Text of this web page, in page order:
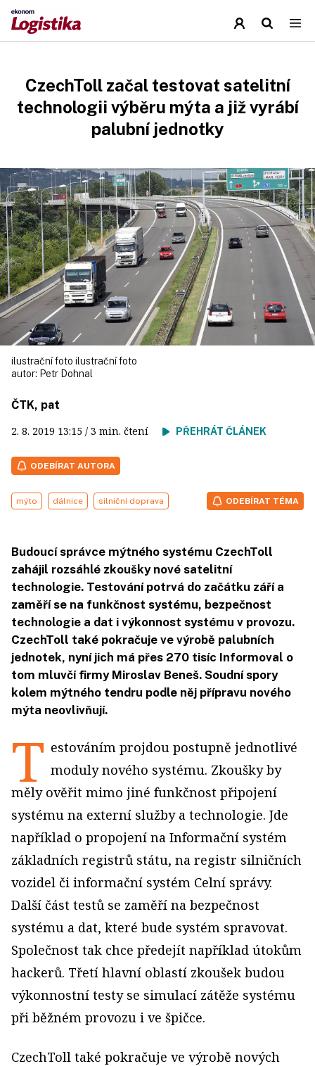
CzechToll začal testovat satelitní
technologii výběru mýta a již vyrábí
palubní jednotky
ilustrační foto ilustrační foto
autor: Petr Dohnal
ČTK, pat
2. 8. 2019 13:15 / 3 min. čtení PŘEHRÁT ČLÁNEK
ODEBÍRAT AUTORA
mýto dálnice silniční doprava ODEBÍRAT TÉMA
Budoucí správce mýtného systému CzechToll
zahájil rozsáhlé zkoušky nové satelitní
technologie. Testování potrvá do začátku září a
zaměří se na funkčnost systému, bezpečnost
technologie a dat i výkonnost systému v provozu.
CzechToll také pokračuje ve výrobě palubních
jednotek, nyní jich má přes 270 tisíc Informoval o
tom mluvčí firmy Miroslav Beneš. Soudní spory
kolem mýtného tendru podle něj přípravu nového
mýta neovlivňují.
T estováním projdou postupně jednotlivé
moduly nového systému. Zkoušky by
měly ověřit mimo jiné funkčnost připojení
systému na externí služby a technologie. Jde
například o propojení na Informační systém
základních registrů státu, na registr silničních
vozidel či informační systém Celní správy.
Další část testů se zaměří na bezpečnost
systému a dat, které bude systém spravovat.
Společnost tak chce předejít například útokům
hackerů. Třetí hlavní oblastí zkoušek budou
výkonnostní testy se simulací zátěže systému
při běžném provozu i ve špičce.
CzechToll také pokračuje ve výrobě nových